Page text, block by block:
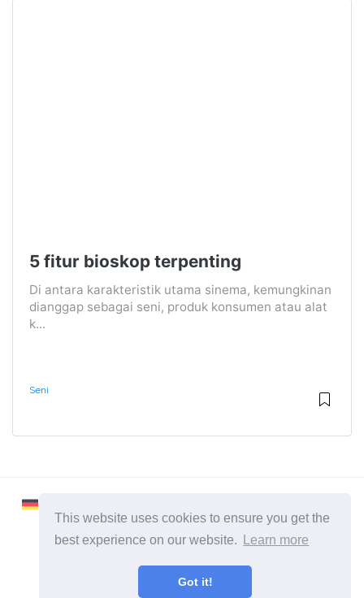
This website uses cookies to ensure you get the
best experience on our website.
Learn more
Got it!
5 fitur bioskop terpenting
Di antara karakteristik utama sinema, kemungkinan
dianggap sebagai seni, produk konsumen atau alat
k...
Seni
2026 ©Learnaboutworld
Semua Kategori